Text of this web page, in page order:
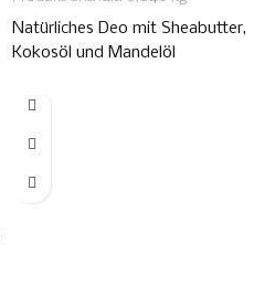
Natürliches Deo mit Sheabutter,
Kokosöl und Mandelöl